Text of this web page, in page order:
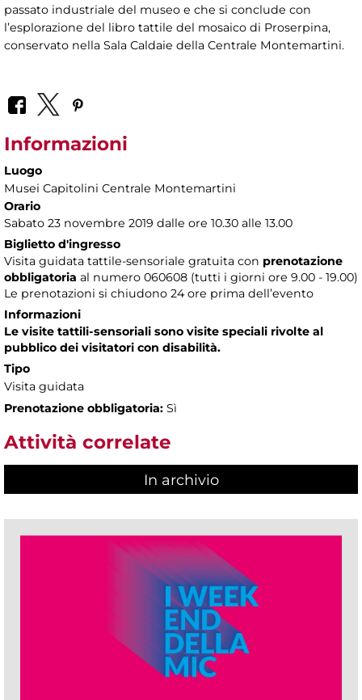
passato industriale del museo e che si conclude con
l’esplorazione del libro tattile del mosaico di Proserpina,
conservato nella Sala Caldaie della Centrale Montemartini.
Informazioni
Luogo
Musei Capitolini Centrale Montemartini
Orario
Sabato 23 novembre 2019 dalle ore 10.30 alle 13.00
Biglietto d'ingresso
Visita guidata tattile-sensoriale gratuita con prenotazione
obbligatoria al numero 060608 (tutti i giorni ore 9.00 - 19.00)
Le prenotazioni si chiudono 24 ore prima dell’evento
Informazioni
Le visite tattili-sensoriali sono visite speciali rivolte al
pubblico dei visitatori con disabilità.
Tipo
Visita guidata
Prenotazione obbligatoria: Sì
Attività correlate
In archivio